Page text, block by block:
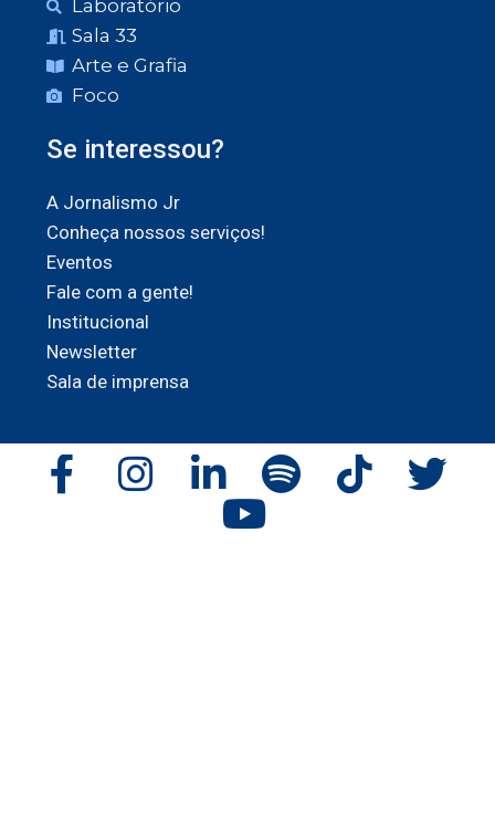
Laboratório
Sala 33
Arte e Grafia
Foco
Se interessou?
A Jornalismo Jr
Conheça nossos serviços!
Eventos
Fale com a gente!
Institucional
Newsletter
Sala de imprensa